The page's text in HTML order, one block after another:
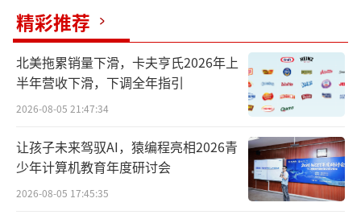
层及其作为纯皮肤科学领先企业的战略，尊重
其独立性，并对其长期增长潜力充满信心。”
高德美旗下业务包括注射美学、日常护肤
和皮肤治疗三个板块，品牌包括注射美学品牌
瑞蓝、吉适、Azzalure等，皮肤治疗品牌Soola
ntra、Epiduo、达芙文等以及日常护肤品牌丝
塔芙和Alastin。
精彩推荐
北美拖累销量下滑，卡夫亨氏2026年上
半年营收下滑，下调全年指引
2026-08-05 21:47:34
让孩子未来驾驭AI，猿编程亮相2026青
少年计算机教育年度研讨会
2026-08-05 17:45:35